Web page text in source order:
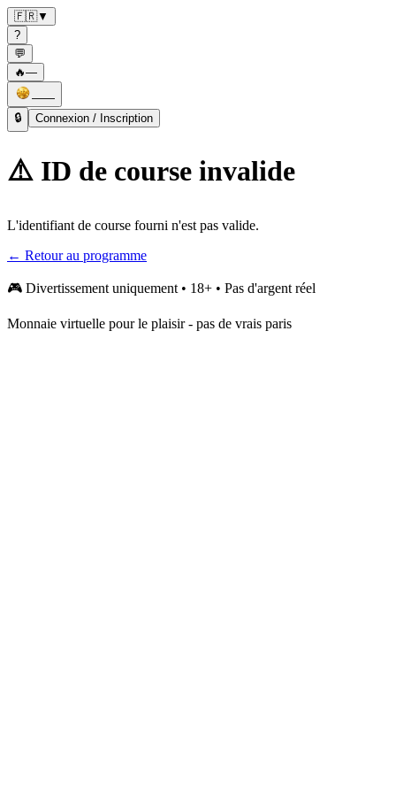
🇫🇷▼
?
💬
🔥—
——
🔒
Connexion / Inscription
⚠️ ID de course invalide
L'identifiant de course fourni n'est pas valide.
← Retour au programme
🎮 Divertissement uniquement • 18+ • Pas d'argent réel
Monnaie virtuelle pour le plaisir - pas de vrais paris